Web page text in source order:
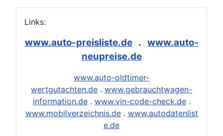
Links:
www.auto-preisliste.de. www.auto-
neupreise.de
www.auto-oldtimer-
wertgutachten.de . www.gebrauchtwagen-
information.de. www.vin-code-check.de.
www.mobilverzeichnis.de. www.autodatenlist
e.de